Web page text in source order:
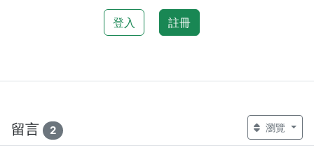
登入 註冊
留言 2 瀏覽